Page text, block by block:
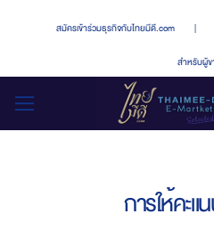
สมัครเข้าร่วมธุรกิจกับไทยมีดี.com |
สำหรับผู้
การให้คะแ